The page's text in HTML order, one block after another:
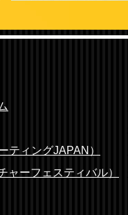
ィングJAPAN）
ーフェスティバル）